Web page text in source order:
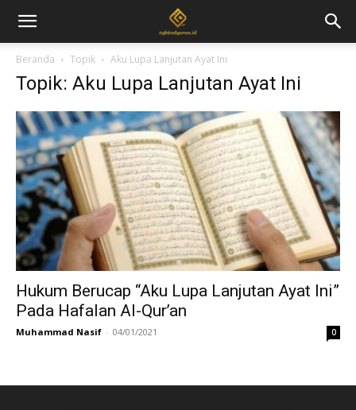
Beranda Topik Aku Lupa Lanjutan Ayat Ini
Topik: Aku Lupa Lanjutan Ayat Ini
Hukum Berucap “Aku Lupa Lanjutan Ayat Ini”
Pada Hafalan Al-Qur’an
Muhammad Nasif - 04/01/2021 0